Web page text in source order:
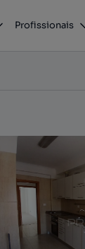
Profissionais
Setúbal